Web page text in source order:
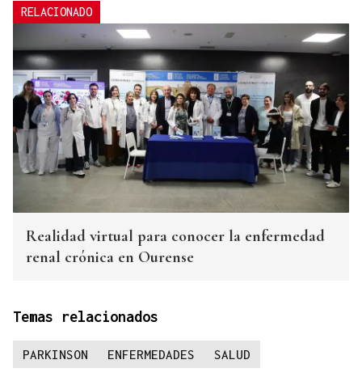
RELACIONADO
Realidad virtual para conocer la enfermedad
renal crónica en Ourense
Temas relacionados
PARKINSON ENFERMEDADES SALUD